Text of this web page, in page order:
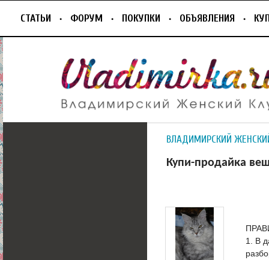
СТАТЬИ ФОРУМ ПОКУПКИ ОБЪЯВЛЕНИЯ
ВЛАДИМИРСКИЙ
Купи-продайка
1. В